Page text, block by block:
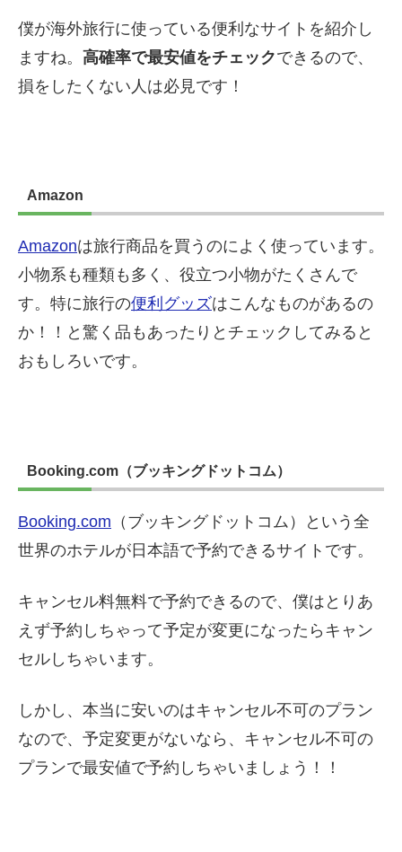
僕が海外旅行に使っている便利なサイトを紹介し
ますね。 高確率で最安値をチェックできるので、
損をしたくない人は必見です！
Amazon
Amazonは旅行商品を買うのによく使っています。
小物系も種類も多く、役立つ小物がたくさんで
す。特に旅行の便利グッズはこんなものがあるの
か！！と驚く品もあったりとチェックしてみると
おもしろいです。
Booking.com（ブッキングドットコム）
Booking.com （ブッキングドットコム）という全
世界のホテルが日本語で予約できるサイトです。
キャンセル料無料で予約できるので、僕はとりあ
えず予約しちゃって予定が変更になったらキャン
セルしちゃいます。
しかし、本当に安いのはキャンセル不可のプラン
なので、予定変更がないなら、キャンセル不可の
プランで最安値で予約しちゃいましょう！！